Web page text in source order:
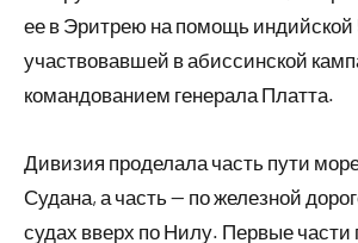
ее в Эритрею на помощь
участвовавшей в абиссинской
командованием генерала Платта.
Дивизия проделала часть пути
Судана, а часть — по железной
судах вверх по Нилу. Первые